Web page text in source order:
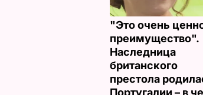
"Это очень
преимущество".
Наследница
британского
престола